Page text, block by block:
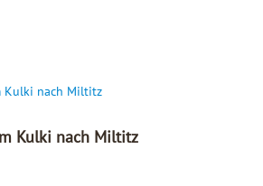
Kulki nach Miltitz